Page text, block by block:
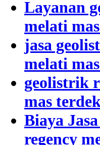
Layanan
melati
jasa
melati
geolistrik
mas
Biaya
regency